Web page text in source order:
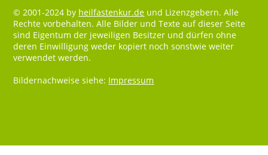
© 2001-2024 by heilfastenkur.de und Lizenzgebern. Alle
Rechte vorbehalten. Alle Bilder und Texte auf dieser Seite
sind Eigentum der jeweiligen Besitzer und dürfen ohne
deren Einwilligung weder kopiert noch sonstwie weiter
verwendet werden.
Bildernachweise siehe: Impressum